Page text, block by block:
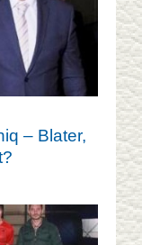
– Blater,